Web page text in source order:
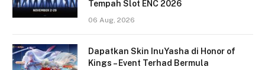
Tempah Slot ENC 2026
06 Aug, 2026
Dapatkan Skin InuYasha di Honor of
Kings – Event Terhad Bermula